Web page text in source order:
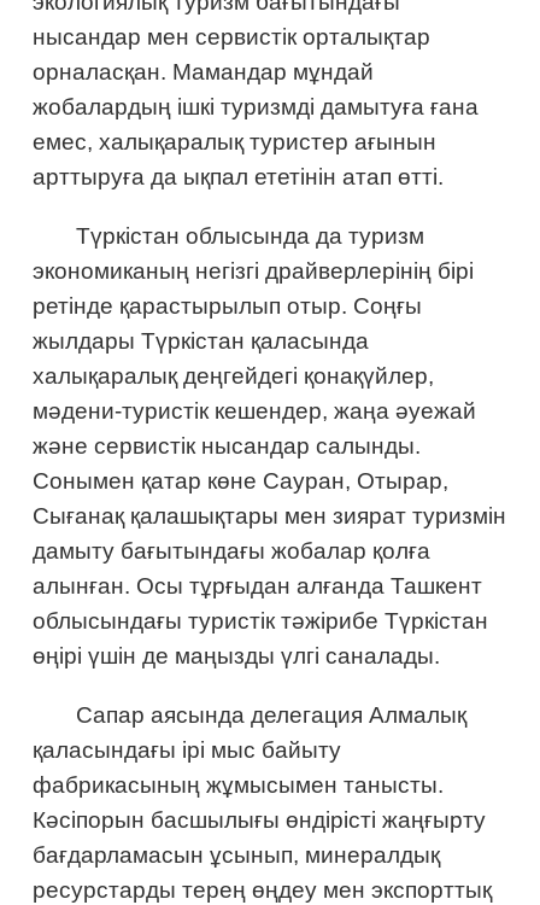
нысандар мен сервистік орталықтар
орналасқан. Мамандар мұндай
жобалардың ішкі туризмді дамытуға ғана
емес, халықаралық туристер ағынын
арттыруға да ықпал ететінін атап өтті.
Түркістан облысында да туризм
экономиканың негізгі драйверлерінің бірі
ретінде қарастырылып отыр. Соңғы
жылдары Түркістан қаласында
халықаралық деңгейдегі қонақүйлер,
мәдени-туристік кешендер, жаңа әуежай
және сервистік нысандар салынды.
Сонымен қатар көне Сауран, Отырар,
Сығанақ қалашықтары мен зиярат туризмін
дамыту бағытындағы жобалар қолға
алынған. Осы тұрғыдан алғанда Ташкент
облысындағы туристік тәжірибе Түркістан
өңірі үшін де маңызды үлгі саналады.
Сапар аясында делегация Алмалық
қаласындағы ірі мыс байыту
фабрикасының жұмысымен танысты.
Кәсіпорын басшылығы өндірісті жаңғырту
бағдарламасын ұсынып, минералдық
ресурстарды терең өңдеу мен экспорттық